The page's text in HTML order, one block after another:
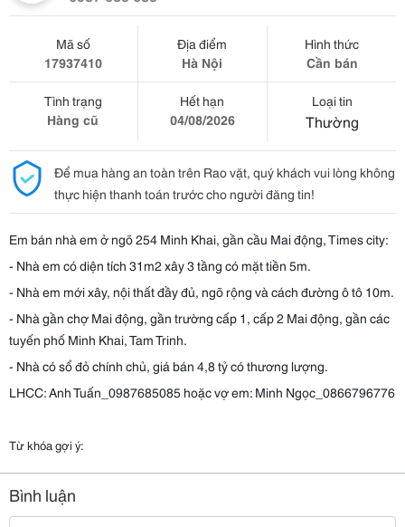
Mã số
17937410
Địa điểm
Hà Nội
Hình thức
Cần bán
Tình trạng
Hàng cũ
Hết hạn
04/08/2026
Loại tin
Thường
Để mua hàng an toàn trên Rao vặt, quý khách vui lòng không
thực hiện thanh toán trước cho người đăng tin!
Em bán nhà em ở ngõ 254 Minh Khai, gần cầu Mai động, Times city:
- Nhà em có diện tích 31m2 xây 3 tầng có mặt tiền 5m.
- Nhà em mới xây, nội thất đầy đủ, ngõ rộng và cách đường ô tô 10m.
- Nhà gần chợ Mai động, gần trường cấp 1, cấp 2 Mai động, gần các
tuyến phố Minh Khai, Tam Trinh.
- Nhà có sổ đỏ chính chủ, giá bán 4,8 tỷ có thương lượng.
LHCC: Anh Tuấn_0987685085 hoặc vợ em: Minh Ngọc_0866796776
Từ khóa gợi ý:
Bình luận